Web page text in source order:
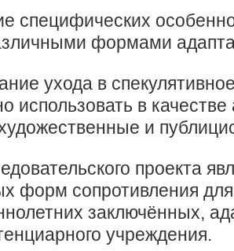
специфических
формами
ухода в
использовать в качестве
и
проекта
форм сопротивления для
заключённых,
учреждения.